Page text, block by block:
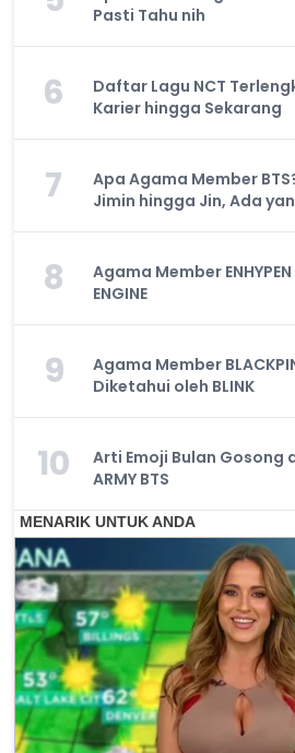
Pasti Tahu nih
6
Daftar Lagu NCT
Karier hingga Sekarang
7
Apa Agama Member
Jimin hingga Jin, Ada
8
Agama Member
ENGINE
9
Agama Member
Diketahui oleh BLINK
10
Arti Emoji Bulan Gosong
ARMY BTS